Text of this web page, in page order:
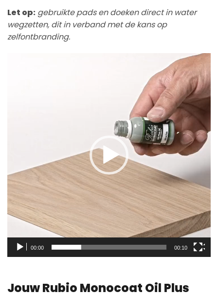
Let op: gebruikte pads en doeken direct in water
wegzetten, dit in verband met de kans op
zelfontbranding.
00:00 00:10
Jouw Rubio Monocoat Oil Plus